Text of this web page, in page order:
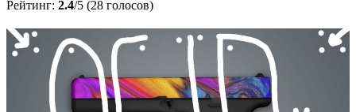
Рейтинг: 2.4/5 (28 голосов)